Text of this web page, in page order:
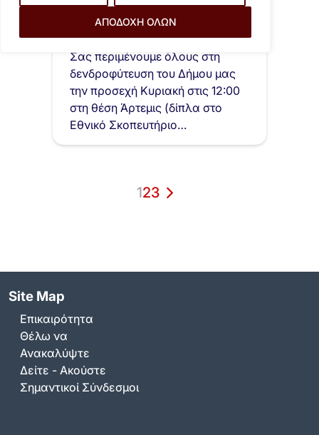
ΑΠΟΔΟΧΗ ΟΛΩΝ
11 Νοεμβρίου 2025
Δενδροφύτευση – Κυριακή 16
Νοεμβρίου – Δίνουμε ζωή στον
Σας περιμένουμε όλους στη
δενδροφύτευση του Δήμου μας
την προσεχή Κυριακή στις 12:00
στη θέση Άρτεμις (δίπλα στο
Εθνικό Σκοπευτήριο…
123
Site Map
Επικαιρότητα
Θέλω να
Ανακαλύψτε
Δείτε - Ακούστε
Σημαντικοί Σύνδεσμοι